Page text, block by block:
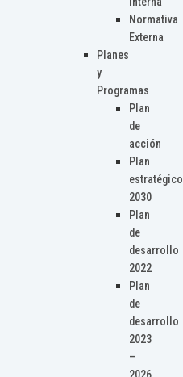
Normativa
Externa
Planes
y
Programas
Plan
de
acción
Plan
estratégico
2030
Plan
de
desarrollo
2022
Plan
de
desarrollo
2023
–